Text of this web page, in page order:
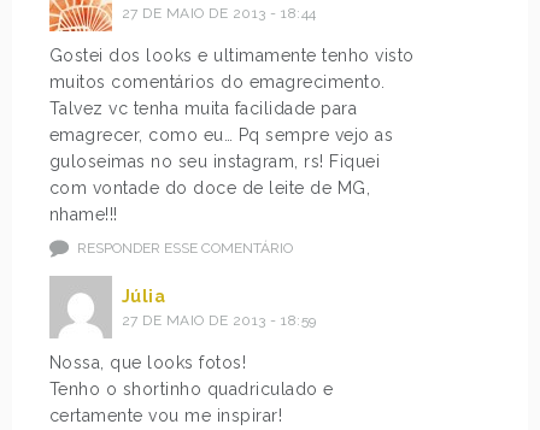
27 DE MAIO DE 2013 - 18:44
Gostei dos looks e ultimamente tenho visto
muitos comentários do emagrecimento.
Talvez vc tenha muita facilidade para
emagrecer, como eu… Pq sempre vejo as
guloseimas no seu instagram, rs! Fiquei
com vontade do doce de leite de MG,
nhame!!!
RESPONDER ESSE COMENTÁRIO
Júlia
27 DE MAIO DE 2013 - 18:59
Nossa, que looks fotos!
Tenho o shortinho quadriculado e
certamente vou me inspirar!